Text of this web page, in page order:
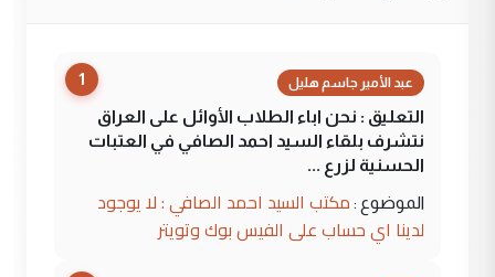
1 عبد الأمير جاسم هليل
التعليق : نحن اباء الطلاب الأوائل على العراق
نتشرف بلقاء السيد احمد الصافي في العتبات
الحسنية لزرع ...
الموضوع : مكتب السيد احمد الصافي : لا يوجود
لدينا اي حساب على الفيس بوك وتويتر